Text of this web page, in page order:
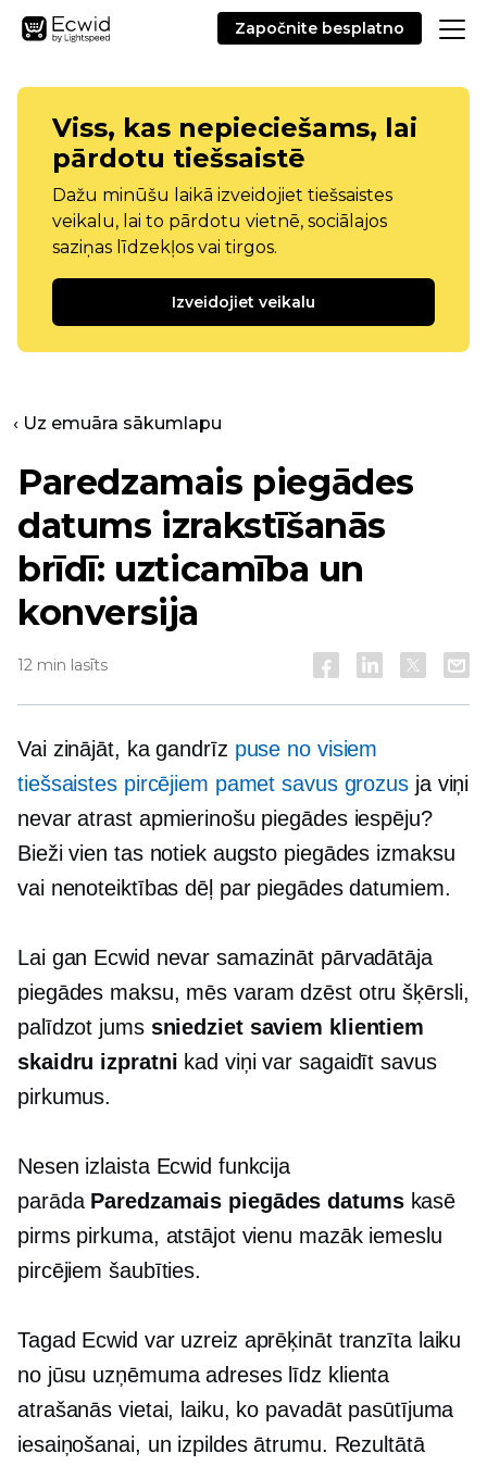
Započnite besplatno
Viss, kas nepieciešams, lai
pārdotu tiešsaistē
Dažu minūšu laikā izveidojiet tiešsaistes
veikalu, lai to pārdotu vietnē, sociālajos
saziņas līdzekļos vai tirgos.
Izveidojiet veikalu
‹ Uz emuāra sākumlapu
Paredzamais piegādes
datums izrakstīšanās
brīdī: uzticamība un
konversija
12 min lasīts
Vai zinājāt, ka gandrīz puse no visiem
tiešsaistes pircējiem pamet savus grozus ja viņi
nevar atrast apmierinošu piegādes iespēju?
Bieži vien tas notiek augsto piegādes izmaksu
vai nenoteiktības dēļ par piegādes datumiem.
Lai gan Ecwid nevar samazināt pārvadātāja
piegādes maksu, mēs varam dzēst otru šķērsli,
palīdzot jums sniedziet saviem klientiem
skaidru izpratni kad viņi var sagaidīt savus
pirkumus.
Nesen izlaista Ecwid funkcija
parāda Paredzamais piegādes datumskasē
pirms pirkuma, atstājot vienu mazāk iemeslu
pircējiem šaubīties.
Tagad Ecwid var uzreiz aprēķināt tranzīta laiku
no jūsu uzņēmuma adreses līdz klienta
atrašanās vietai, laiku, ko pavadāt pasūtījuma
iesaiņošanai, un izpildes ātrumu. Rezultātā